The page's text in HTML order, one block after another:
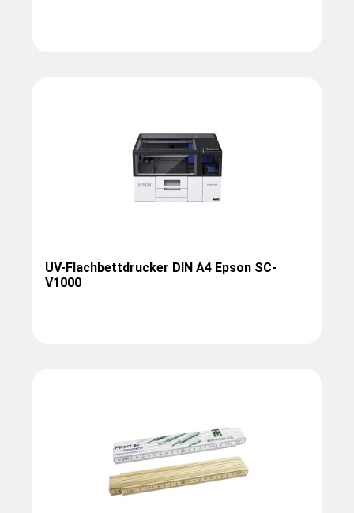
UV-Flachbettdrucker DIN A4 Epson SC-
V1000